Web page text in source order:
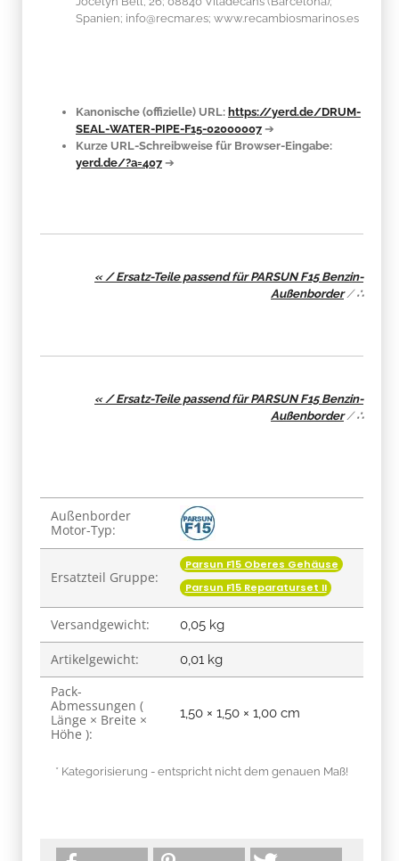
Spanien; info@recmar.es; www.recambiosmarinos.es
Kanonische (offizielle) URL: https://yerd.de/DRUM-
SEAL-WATER-PIPE-F15-02000007 ➔
Kurze URL-Schreibweise für Browser-Eingabe:
yerd.de/?a=407 ➔
« / Ersatz-Teile passend für PARSUN F15 Benzin-
Außenborder/∴
« / Ersatz-Teile passend für PARSUN F15 Benzin-
Außenborder/∴
Produkteigenschaft
Wert
Außenborder
Motor-Typ:
Ersatzteil Gruppe:
Parsun F15 Oberes Gehäuse
Parsun F15 Reparaturset II
Versandgewicht: 0,05 kg
Artikelgewicht: 0,01 kg
Pack-
Abmessungen (
Länge × Breite ×
Höhe ):
1,50 × 1,50 × 1,00 cm
* Kategorisierung - entspricht nicht dem genauen Maß!